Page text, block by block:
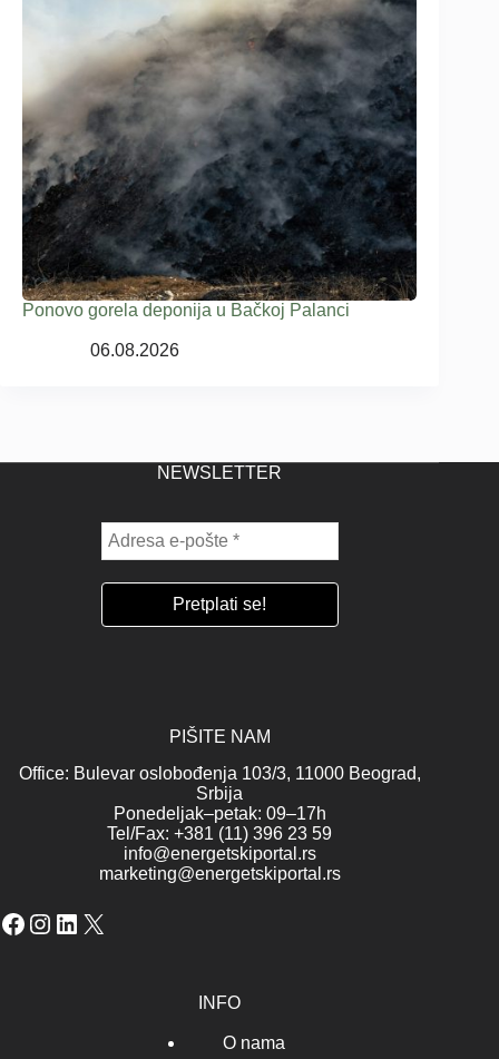
Ponovo gorela deponija u Bačkoj Palanci
06.08.2026
NEWSLETTER
PIŠITE NAM
Office: Bulevar oslobođenja 103/3, 11000 Beograd,
Srbija
Ponedeljak–petak: 09–17h
Tel/Fax: +381 (11) 396 23 59
info@energetskiportal.rs
marketing@energetskiportal.rs
Facebook
Instagram
LinkedIn
X
INFO
O nama